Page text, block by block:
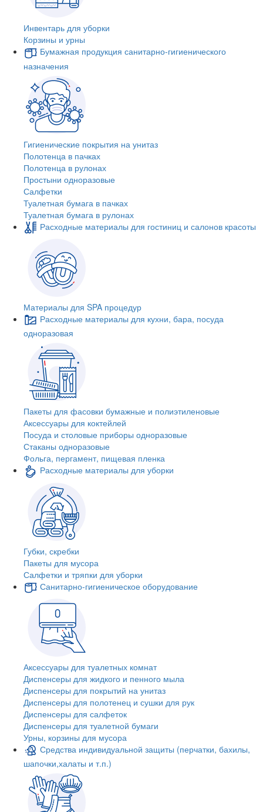
Инвентарь для уборки
Корзины и урны
Бумажная продукция санитарно-гигиенического
назначения
Гигиенические покрытия на унитаз
Полотенца в пачках
Полотенца в рулонах
Простыни одноразовые
Салфетки
Туалетная бумага в пачках
Туалетная бумага в рулонах
Расходные материалы для гостиниц и салонов красоты
Материалы для SPA процедур
Расходные материалы для кухни, бара, посуда
одноразовая
Пакеты для фасовки бумажные и полиэтиленовые
Аксессуары для коктейлей
Посуда и столовые приборы одноразовые
Стаканы одноразовые
Фольга, пергамент, пищевая пленка
Расходные материалы для уборки
Губки, скребки
Пакеты для мусора
Салфетки и тряпки для уборки
Санитарно-гигиеническое оборудование
Аксессуары для туалетных комнат
Диспенсеры для жидкого и пенного мыла
Диспенсеры для покрытий на унитаз
Диспенсеры для полотенец и сушки для рук
Диспенсеры для салфеток
Диспенсеры для туалетной бумаги
Урны, корзины для мусора
Средства индивидуальной защиты (перчатки, бахилы,
шапочки,халаты и т.п.)